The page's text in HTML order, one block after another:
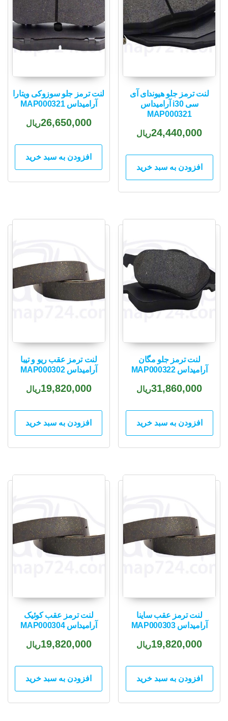
لنت ترمز جلو هیوندای آی
سی i30 آرامیداس
MAP000321
24,440,000ریال
افزودن به سبد خرید
لنت ترمز جلو سوزوکی ویتارا
آرامیداس MAP000321
26,650,000ریال
افزودن به سبد خرید
لنت ترمز جلو مگان
آرامیداس MAP000322
31,860,000ریال
افزودن به سبد خرید
لنت ترمز عقب ریو و تیبا
آرامیداس MAP000302
19,820,000ریال
افزودن به سبد خرید
لنت ترمز عقب ساینا
آرامیداس MAP000303
19,820,000ریال
افزودن به سبد خرید
لنت ترمز عقب کوئیک
آرامیداس MAP000304
19,820,000ریال
افزودن به سبد خرید